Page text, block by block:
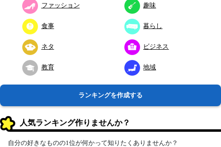
ファッション 趣味
食事 暮らし
ネタ ビジネス
教育 地域
ランキングを作成する
人気ランキング作りませんか？
自分の好きなものの1位が何かって知りたくありませんか？